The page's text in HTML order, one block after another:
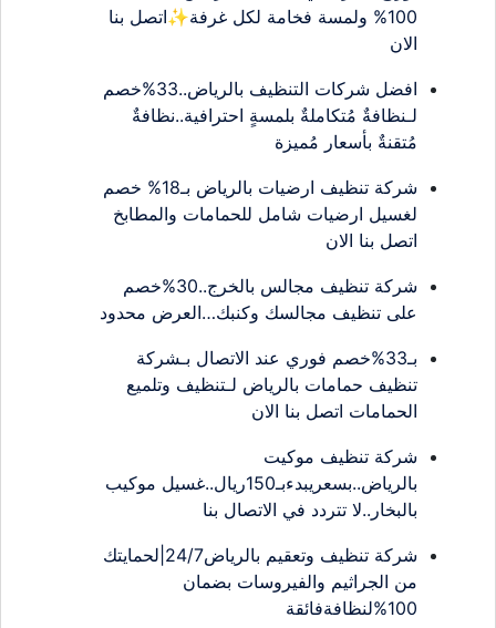
100% ولمسة فخامة لكل غرفة✨اتصل بنا
الان
افضل شركات التنظيف بالرياض..33%خصم
لـنظافةٌ مُتكاملةٌ بلمسةٍ احترافية..نظافةٌ
مُتقنةٌ بأسعار مُميزة
شركة تنظيف ارضيات بالرياض بـ18% خصم
لغسيل ارضيات شامل للحمامات والمطابخ
اتصل بنا الان
شركة تنظيف مجالس بالخرج..30%خصم
على تنظيف مجالسك وكنبك…العرض محدود
بـ33%خصم فوري عند الاتصال بـشركة
تنظيف حمامات بالرياض لـتنظيف وتلميع
الحمامات اتصل بنا الان
شركة تنظيف موكيت
بالرياض..بسعريبدءبـ150ريال..غسيل موكيب
بالبخار..لا تتردد في الاتصال بنا
شركة تنظيف وتعقيم بالرياض24/7|لحمايتك
من الجراثيم والفيروسات بضمان
100%لنظافةفائقة